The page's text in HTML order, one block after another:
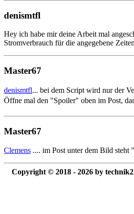
denismtfl
Hey ich habe mir deine Arbeit mal
Stromverbrauch für die angegebene
Master67
denismtfl... bei dem Script wird nur der
Öffne mal den "Spoiler" oben im Post,
Master67
Clemens .... im Post unter dem Bild
Copyright © 2018 - 2026 by